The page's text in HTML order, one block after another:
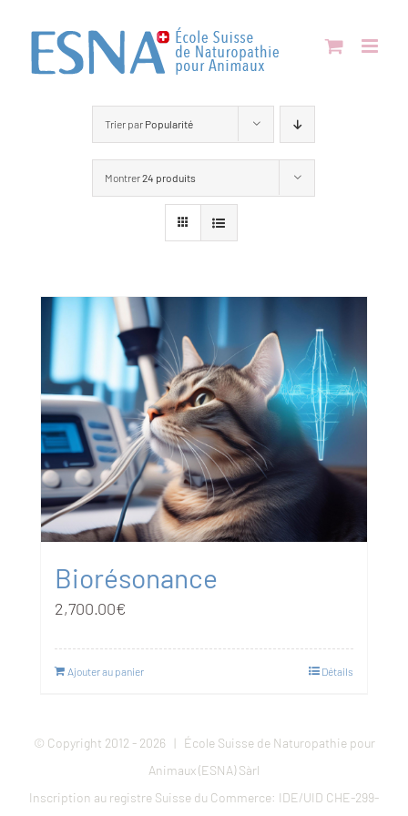
contenu
Trier par Popularité
Montrer24 produits
Biorésonance
2,700.00€
Ajouter au panier Détails
© Copyright 2012 - 2026 | École Suisse de Naturopathie pour
Animaux (ESNA) Sàrl
Inscription au registre Suisse du Commerce: IDE/UID CHE-299-